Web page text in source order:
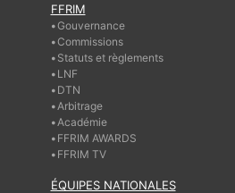
FFRIM
Gouvernance
Commissions
Statuts et règlements
LNF
DTN
Arbitrage
Académie
FFRIM AWARDS
FFRIM TV
ÉQUIPES NATIONALES